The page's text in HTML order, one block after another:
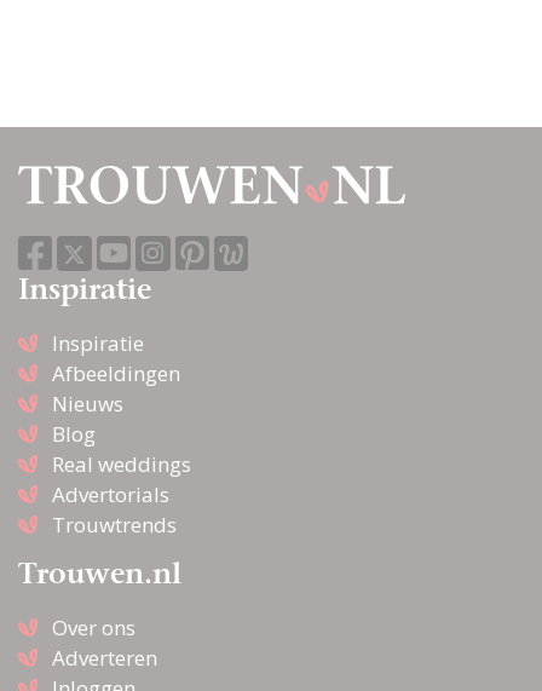
Inspiratie
Inspiratie
Afbeeldingen
Nieuws
Blog
Real weddings
Advertorials
Trouwtrends
Trouwen.nl
Over ons
Adverteren